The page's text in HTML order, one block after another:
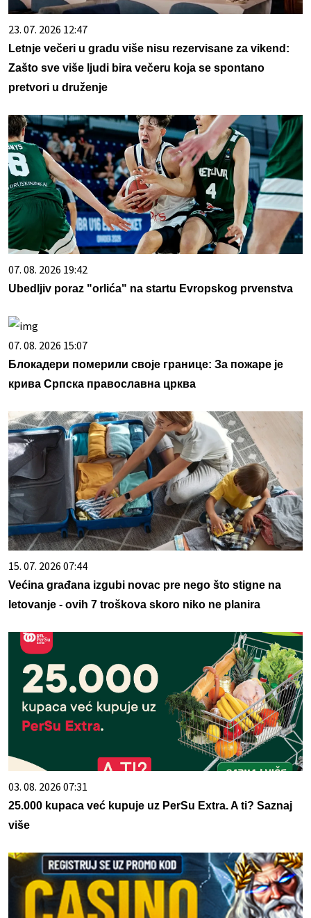
23. 07. 2026 12:47
Letnje večeri u gradu više nisu rezervisane za vikend:
Zašto sve više ljudi bira večeru koja se spontano
pretvori u druženje
07. 08. 2026 19:42
Ubedljiv poraz "orlića" na startu Evropskog prvenstva
07. 08. 2026 15:07
Блокадери померили своје границе: За пожаре је
крива Српска православна црква
15. 07. 2026 07:44
Većina građana izgubi novac pre nego što stigne na
letovanje - ovih 7 troškova skoro niko ne planira
03. 08. 2026 07:31
25.000 kupaca već kupuje uz PerSu Extra. A ti? Saznaj
više